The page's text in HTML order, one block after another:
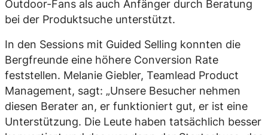
Outdoor-Fans als auch Anfänger durch Beratung
bei der Produktsuche unterstützt.
In den Sessions mit Guided Selling konnten die
Bergfreunde eine höhere Conversion Rate
feststellen. Melanie Giebler, Teamlead Product
Management, sagt: „Unsere Besucher nehmen
diesen Berater an, er funktioniert gut, er ist eine
Unterstützung. Die Leute haben tatsächlich besser